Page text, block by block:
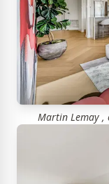
Martin Lemay ,